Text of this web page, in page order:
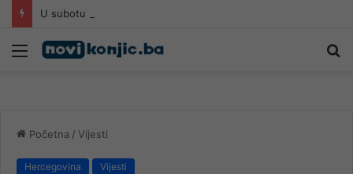
U subotu Jasin i dova na Lijesci
Meni
Početna / Vijesti
Hercegovina Vijesti